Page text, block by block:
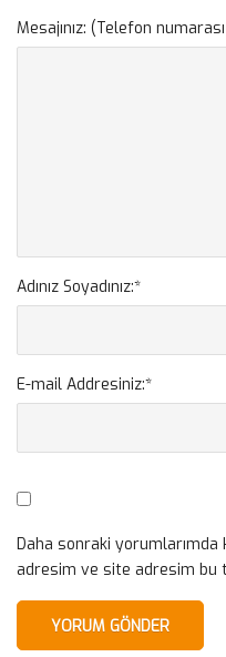
Mesajınız: (Telefon
Adınız Soyadınız:*
E-mail Addresiniz:*
Daha sonraki yorumlarımda
adresim ve site adresim bu